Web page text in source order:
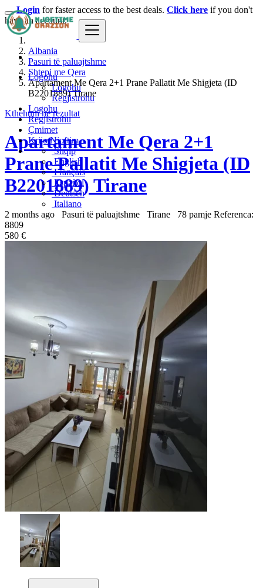
Logohu
Logohu
Regjistrohu
Logohu
Regjistrohu
Çmimet
Krijo Njoftim
Shqip
English
Français
Español
Deutsch
Italiano
Login for faster access to the best deals. Click here if you don't
have an account.
Albania
Pasuri të paluajtshme
Shtepi me Qera
Apartament Me Qera 2+1 Prane Pallatit Me Shigjeta (ID
B2201889) Tirane
Kthehuni ne rezultat
Apartament Me Qera 2+1
Prane Pallatit Me Shigjeta (ID
B2201889) Tirane
2 months ago Pasuri të paluajtshme Tirane 78 pamje Referenca:
8809
580 €